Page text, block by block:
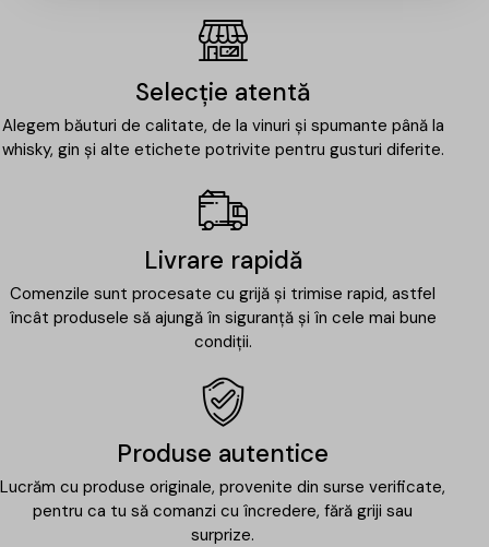
Selecție atentă
Alegem băuturi de calitate, de la vinuri și spumante până la
whisky, gin și alte etichete potrivite pentru gusturi diferite.
Livrare rapidă
Comenzile sunt procesate cu grijă și trimise rapid, astfel
încât produsele să ajungă în siguranță și în cele mai bune
condiții.
Produse autentice
Lucrăm cu produse originale, provenite din surse verificate,
pentru ca tu să comanzi cu încredere, fără griji sau
surprize.